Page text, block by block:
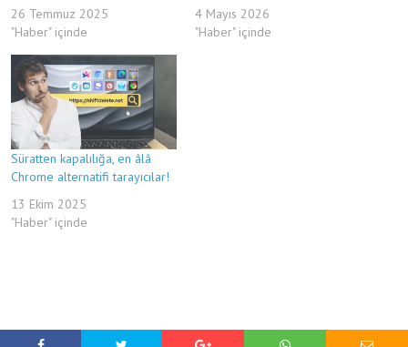
26 Temmuz 2025
"Haber" içinde
4 Mayıs 2026
"Haber" içinde
Süratten kapalılığa, en âlâ
Chrome alternatifi tarayıcılar!
13 Ekim 2025
"Haber" içinde